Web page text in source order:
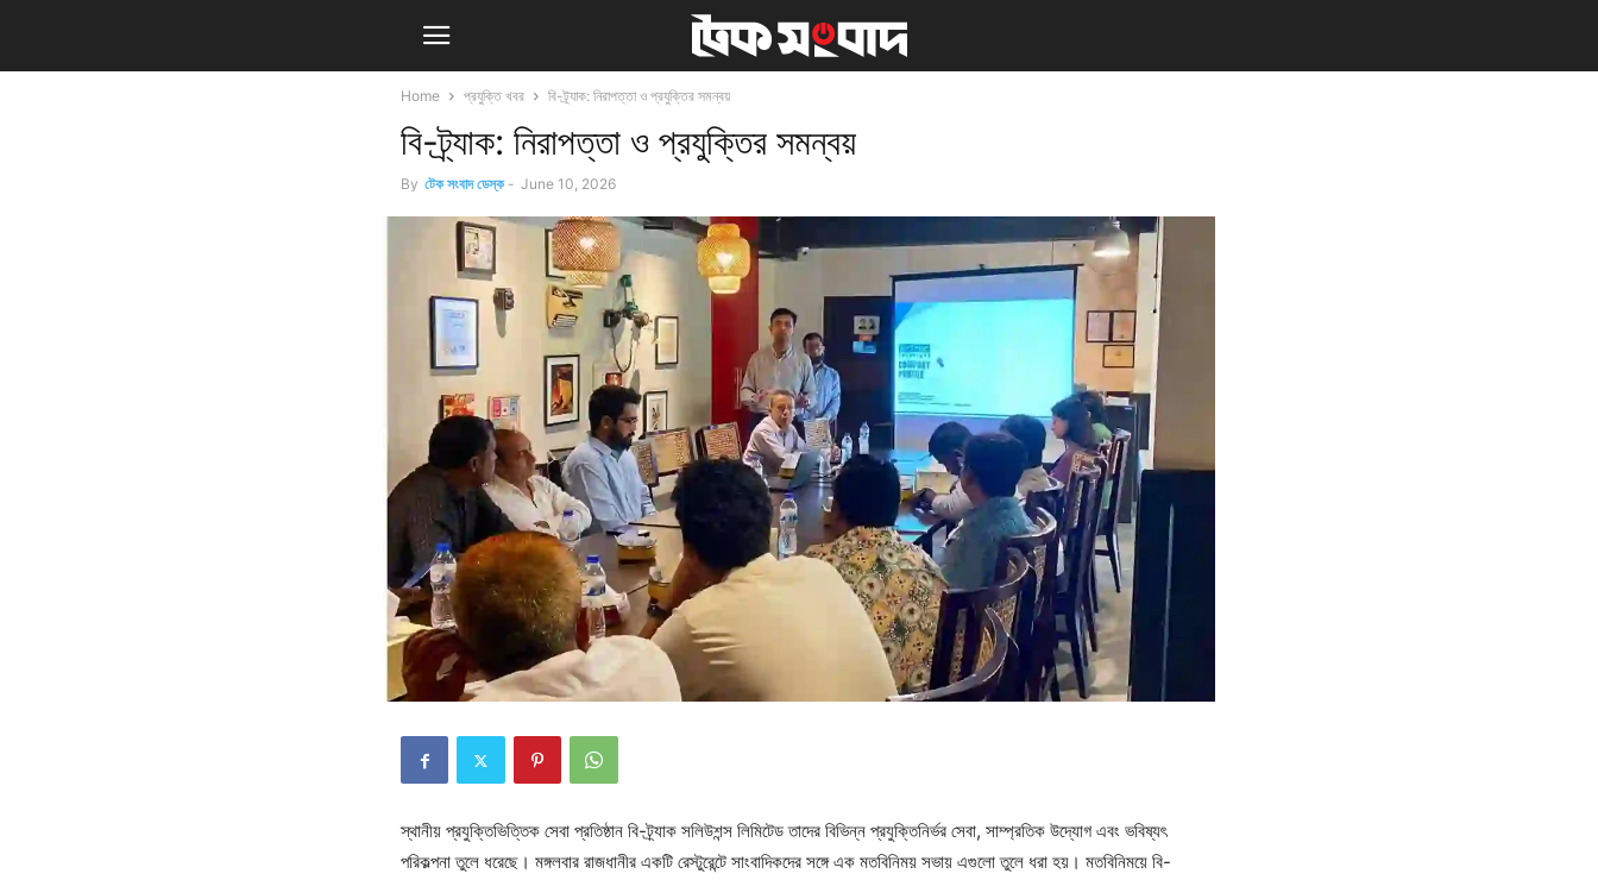
Home প্রযুক্তি খবর বি-ট্র্যাক: নিরাপত্তা ও প্রযুক্তির সমন্বয়
বি-ট্র্যাক: নিরাপত্তা ও প্রযুক্তির সমন্বয়
By টেক সংবাদ ডেস্ক - June 10, 2026
স্থানীয় প্রযুক্তিভিত্তিক সেবা প্রতিষ্ঠান বি-ট্র্যাক সলিউশন্স লিমিটেড তাদের বিভিন্ন প্রযুক্তিনির্ভর সেবা, সাম্প্রতিক উদ্যোগ এবং ভবিষ্যৎ
পরিকল্পনা তুলে ধরেছে। মঙ্গলবার রাজধানীর একটি রেস্টুরেন্টে সাংবাদিকদের সঙ্গে এক মতবিনিময় সভায় এগুলো তুলে ধরা হয়। মতবিনিময়ে বি-